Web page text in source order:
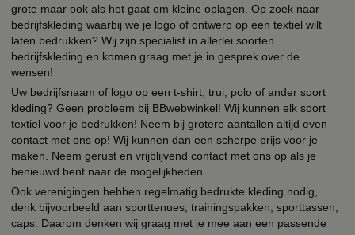
grote maar ook als het gaat om kleine oplagen. Op zoek naar
bedrijfskleding waarbij we je logo of ontwerp op een textiel wilt
laten bedrukken? Wij zijn specialist in allerlei soorten
bedrijfskleding en komen graag met je in gesprek over de
wensen!
Uw bedrijfsnaam of logo op een t-shirt, trui, polo of ander soort
kleding? Geen probleem bij BBwebwinkel! Wij kunnen elk soort
textiel voor je bedrukken! Neem bij grotere aantallen altijd even
contact met ons op! Wij kunnen dan een scherpe prijs voor je
maken. Neem gerust en vrijblijvend contact met ons op als je
benieuwd bent naar de mogelijkheden.
Ook verenigingen hebben regelmatig bedrukte kleding nodig,
denk bijvoorbeeld aan sporttenues, trainingspakken, sporttassen,
caps. Daarom denken wij graag met je mee aan een passende